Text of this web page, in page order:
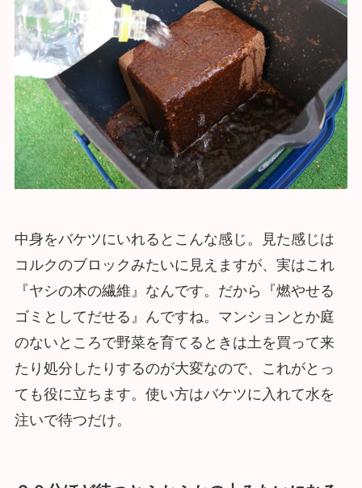
中身をバケツにいれるとこんな感じ。見た感じは
コルクのブロックみたいに見えますが、実はこれ
『ヤシの木の繊維』なんです。だから『燃やせる
ゴミとしてだせる』んですね。マンションとか庭
のないところで野菜を育てるときは土を買って来
たり処分したりするのが大変なので、これがとっ
ても役に立ちます。使い方はバケツに入れて水を
注いで待つだけ。